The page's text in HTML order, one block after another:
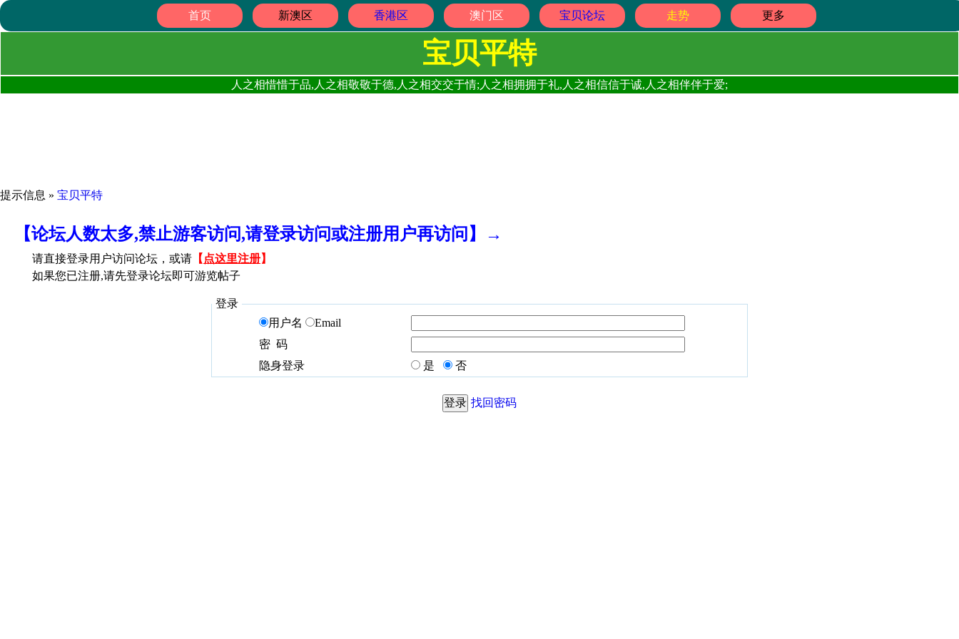
首页 新澳区 香港区 澳门区 宝贝论坛 走势 更多
宝贝平特
人之相惜惜于品,人之相敬敬于德,人之相交交于情;人之相拥拥于礼,人之相信信于诚,人之相伴伴于爱;
提示信息 » 宝贝平特
【论坛人数太多,禁止游客访问,请登录访问或注册用户再访问】→
请直接登录用户访问论坛，或请 【 点这里注册】
如果您已注册,请先登录论坛即可游览帖子
登录
用户名
Email
密 码
隐身登录
是 否
找回密码